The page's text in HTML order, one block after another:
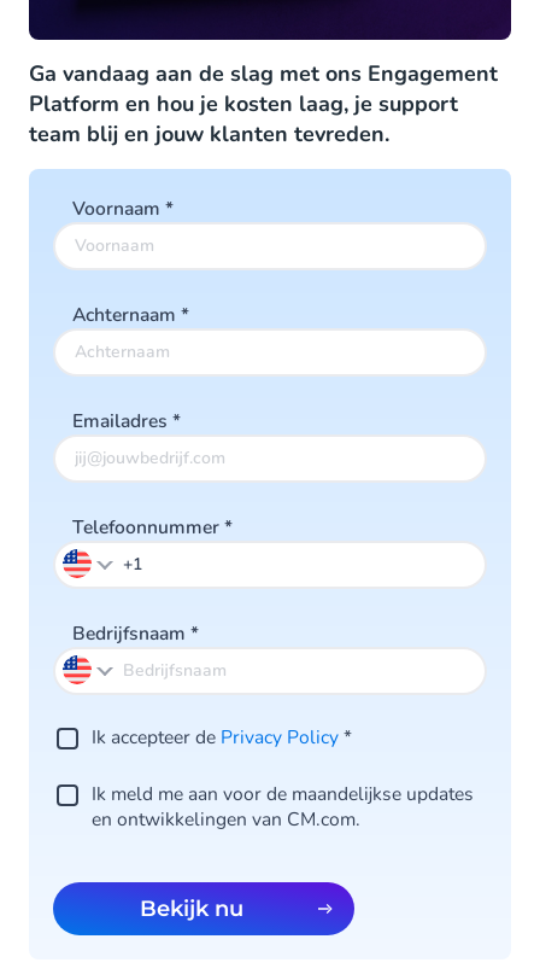
Ga vandaag aan de slag met ons Engagement
Platform en hou je kosten laag, je support
team blij en jouw klanten tevreden.
Voornaam *
Achternaam *
Emailadres *
Telefoonnummer*
Bedrijfsnaam *
Ik accepteer de Privacy Policy*
Ik meld me aan voor de maandelijkse updates
en ontwikkelingen van CM.com.
Bekijk nu